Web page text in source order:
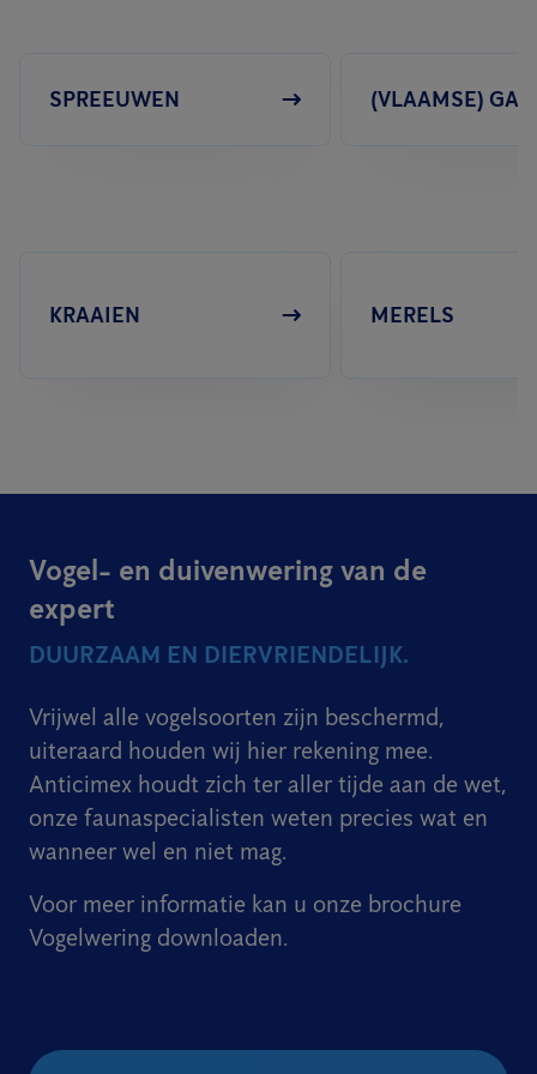
SPREEUWEN (VLAAMSE)
KRAAIEN MERELS
Vogel- en duivenwering van de
expert
DUURZAAM EN DIERVRIENDELIJK.
Vrijwel alle vogelsoorten zijn beschermd,
uiteraard houden wij hier rekening mee.
Anticimex houdt zich ter aller tijde aan de wet,
onze faunaspecialisten weten precies wat en
wanneer wel en niet mag.
Voor meer informatie kan u onze brochure
Vogelwering downloaden.